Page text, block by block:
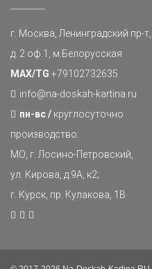
г. Москва, Ленинградский пр-т,
д. 2 оф.1, м.Белорусская
MAX/TG +79102732635
info@na-doskah-kartina.ru
пн-вс / круглосуточно
производство:
МО, г. Лосино-Петровский,
ул. Кирова, д.9А, к2;
г. Курск, пр. Кулакова, 1В